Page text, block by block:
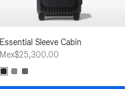
Essential Sleeve Cabin
Mex$25,300.00